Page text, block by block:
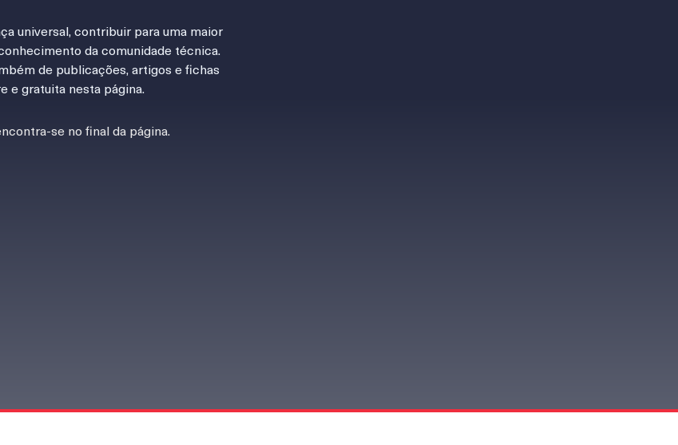
universal, contribuir para uma maior
da comunidade técnica.
de publicações, artigos e fichas
e gratuita nesta página.
se no final da página.